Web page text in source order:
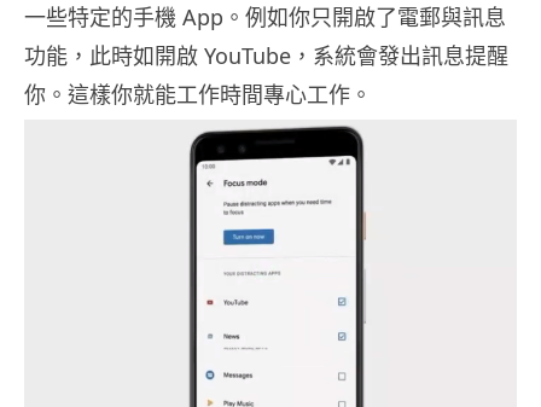
一些特定的手機 App。例如你只開啟了電郵與訊息
功能，此時如開啟 YouTube，系統會發出訊息提醒
你。這樣你就能工作時間專心工作。